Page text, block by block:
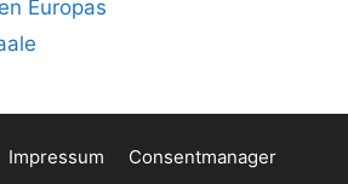
Europas
Impressum Consentmanager